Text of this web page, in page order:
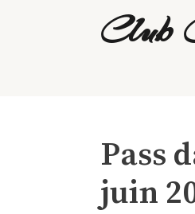
Club
Pass
juin